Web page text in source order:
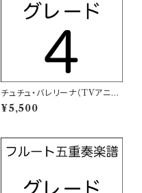
チュチュ・バレリーナ（TVアニメ
「アイカツ！」主題歌）【吹奏楽譜】
¥5,500